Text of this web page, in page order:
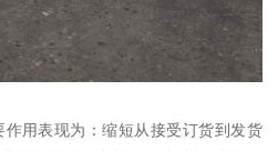
用表现为：缩短从接受订货到发货